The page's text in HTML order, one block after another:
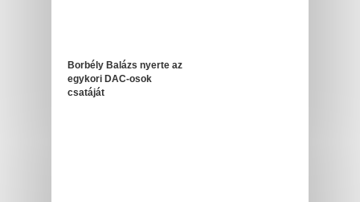
Borbély Balázs nyerte az
egykori DAC-osok
csatáját